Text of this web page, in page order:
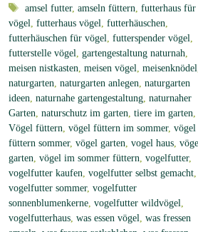
Schlagwörter
amsel futter,amseln füttern ,futterhaus für
vögel futterhaus vögel futterhäuschen
futterhäuschen für vögel futterspender vögel
futterstelle vögel gartengestaltung naturnah
meisen nistkasten meisen vögel meisenknödel
naturgarten naturgarten anlegen naturgarten
ideen naturnahe gartengestaltung naturnaher
Garten naturschutz im garten tiere im garten
Vögel füttern vögel füttern im sommer, vögel
füttern sommer, vögel garten vogel haus
garten vögel im sommer füttern vogelfutter,
vogelfutter kaufen vogelfutter selbst gemacht
vogelfutter sommer, vogelfutter
sonnenblumenkerne vogelfutter wildvögel
vogelfutterhaus was essen vögel was fressen